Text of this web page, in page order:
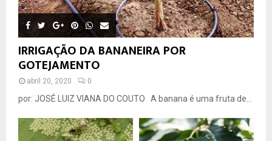
IRRIGAÇÃO DA BANANEIRA POR
GOTEJAMENTO
abril 20, 2020 0
por: JOSÉ LUIZ VIANA DO COUTO A banana é uma fruta de...